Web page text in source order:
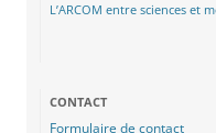
L’ARCOM entre sciences et
CONTACT
Formulaire de contact